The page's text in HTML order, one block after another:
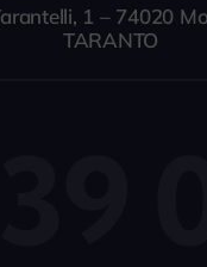
1 – 74020
TARANTO